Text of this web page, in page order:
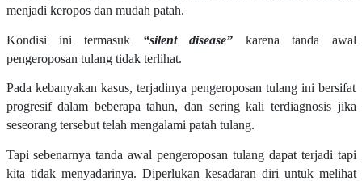
menjadi keropos dan mudah patah.
Kondisi ini termasuk “silent disease” karena tanda awal
pengeroposan tulang tidak terlihat.
Pada kebanyakan kasus, terjadinya pengeroposan tulang ini bersifat
progresif dalam beberapa tahun, dan sering kali terdiagnosis jika
seseorang tersebut telah mengalami patah tulang.
Tapi sebenarnya tanda awal pengeroposan tulang dapat terjadi tapi
kita tidak menyadarinya. Diperlukan kesadaran diri untuk melihat